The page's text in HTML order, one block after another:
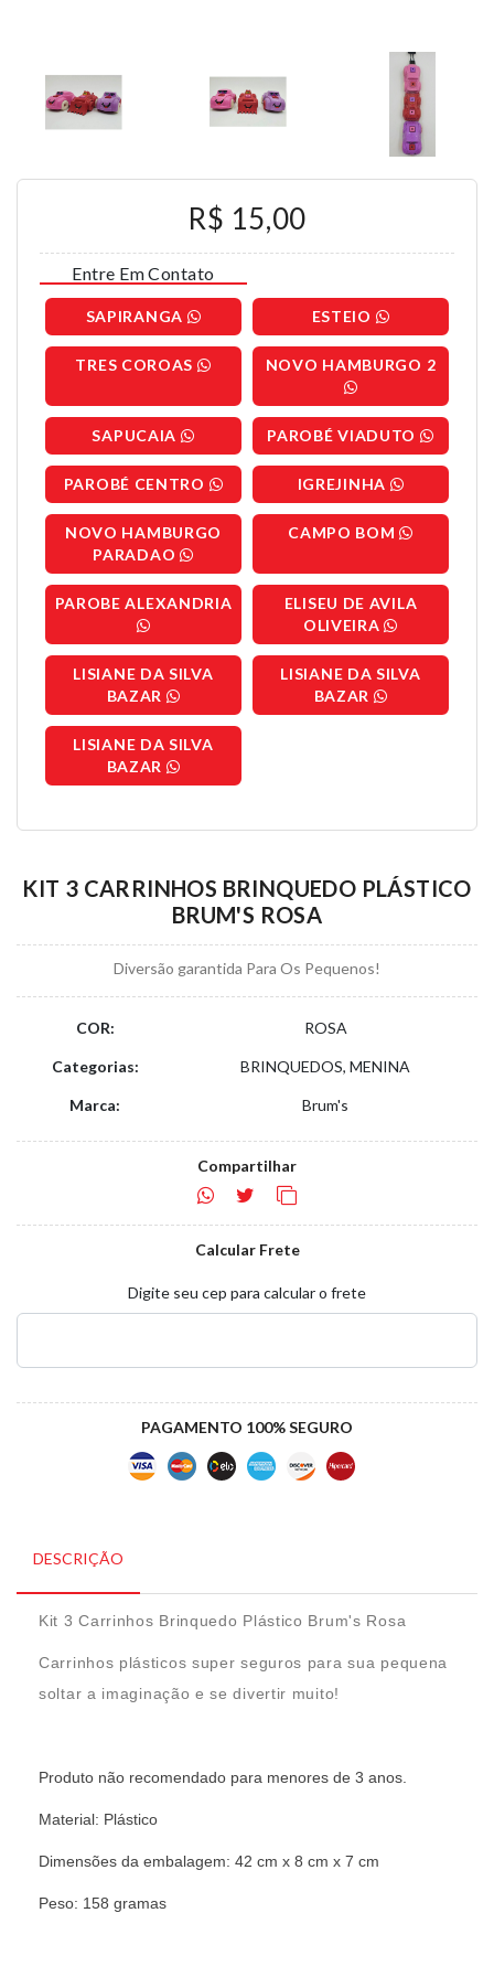
R$ 15,00
Entre Em Contato
SAPIRANGA ESTEIO
TRES COROAS NOVO HAMBURGO 2
SAPUCAIA PAROBÉ VIADUTO
PAROBÉ CENTRO IGREJINHA
NOVO HAMBURGO
PARADAO
CAMPO BOM
PAROBE ALEXANDRIA
ELISEU DE AVILA
OLIVEIRA
LISIANE DA SILVA
BAZAR
LISIANE DA SILVA
BAZAR
LISIANE DA SILVA
BAZAR
KIT 3 CARRINHOS BRINQUEDO PLÁSTICO
BRUM'S ROSA
Diversão garantida Para Os Pequenos!
COR: ROSA
Categorias: BRINQUEDOS, MENINA
Marca: Brum's
Compartilhar
Calcular Frete
Digite seu cep para calcular o frete
PAGAMENTO 100% SEGURO
DESCRIÇÃO
Kit 3 Carrinhos Brinquedo Plástico Brum's Rosa
Carrinhos plásticos super seguros para sua pequena
soltar a imaginação e se divertir muito!
Produto não recomendado para menores de 3 anos.
Material: Plástico
Dimensões da embalagem: 42 cm x 8 cm x 7 cm
Peso: 158 gramas